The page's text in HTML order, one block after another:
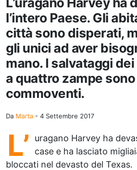
l’intero Paese. Gli
città sono disperati,
gli unici ad aver
mano. I salvataggi
a quattro zampe
commoventi.
Da Marta - 4 Settembre 2017
L’
uragano Harvey ha
case e ha lasciato
bloccati nel devasto del Texas.